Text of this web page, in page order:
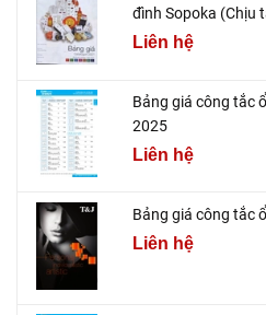
đình Sopoka (Chịu
Liên hệ
Bảng giá công tắc
2025
Liên hệ
Bảng giá công tắc
Liên hệ